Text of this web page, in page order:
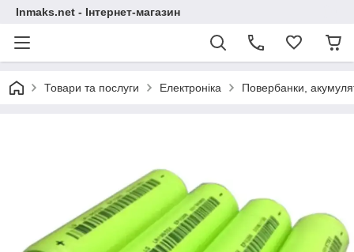
Inmaks.net - Інтернет-магазин
Товари та послуги Електроніка Повербанки,